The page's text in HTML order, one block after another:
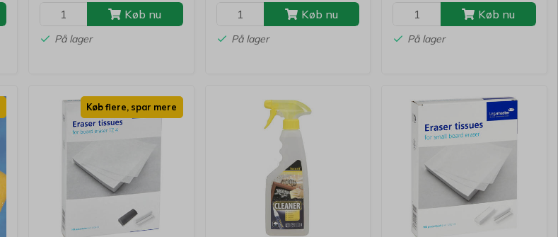
Køb nu
På lager
Køb nu
På lager
Køb nu
På lager
Køb flere, spar mere